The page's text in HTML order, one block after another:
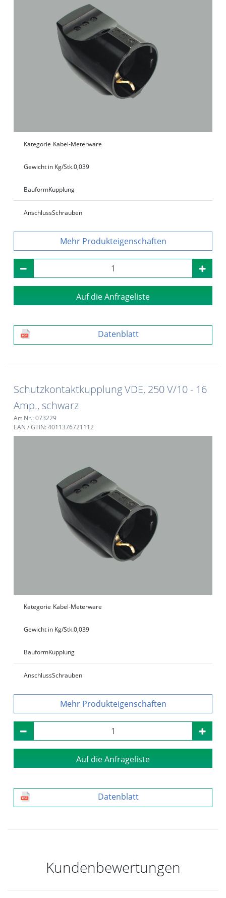
Kategorie Kabel-Meterware
Gewicht in Kg/Stk.0,039
BauformKupplung
AnschlussSchrauben
Produkteigenschaften
Auf die Anfrageliste
Datenblatt
Schutzkontaktkupplung VDE, 250 V/10 - 16
Amp., schwarz
Art.Nr.: 073229
EAN / GTIN: 4011376721112
Kategorie Kabel-Meterware
Gewicht in Kg/Stk.0,039
BauformKupplung
AnschlussSchrauben
Produkteigenschaften
Auf die Anfrageliste
Datenblatt
Kundenbewertungen